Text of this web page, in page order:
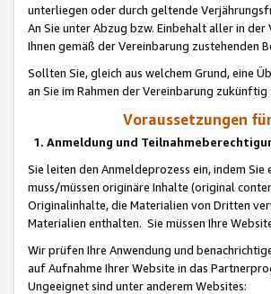
unterliegen oder durch geltende
An Sie unter Abzug bzw. Einbehalt aller in
Ihnen gemäß der Vereinbarung zustehenden
Sollten Sie, gleich aus welchem Grund, eine
an Sie im Rahmen der Vereinbarung
Voraussetzungen
1. Anmeldung und
Sie leiten den Anmeldeprozess ein, indem
muss/müssen originäre Inhalte (original
Originalinhalte, die Materialien von Dritten
Materialien enthalten. Sie müssen Ihre
Wir prüfen Ihre Anwendung und
auf Aufnahme Ihrer Website in das
Ungeeignet sind unter anderem Websites: